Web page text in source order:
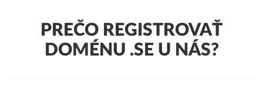
PREČO REGISTROVAŤ
DOMÉNU .SE U NÁS?